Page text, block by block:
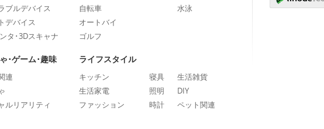
ブルデバイス
デバイス
タ･3Dスキャナ
自転車
オートバイ
ゴルフ
水泳
･ゲーム･趣味
連
ルリアリティ
ライフスタイル
キッチン
生活家電
ファッション
寝具
照明
時計
生活雑貨
DIY
ペット関連